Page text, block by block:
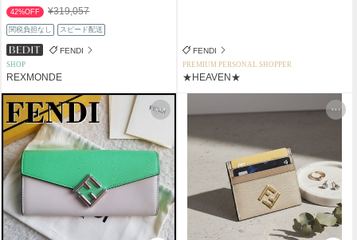
42%OFF ¥319,057
関税負担なし スピード配送
FENDI
SHOP
REXMONDE
FENDI
PREMIUM PERSONAL SHOPPER
★HEAVEN★